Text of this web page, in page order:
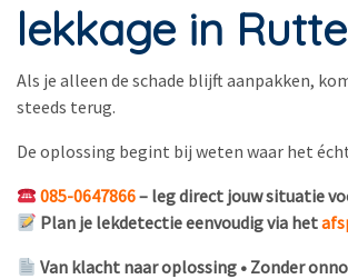
lekkage in
Als je alleen de schade blijft aanpakken,
steeds terug.
De oplossing begint bij weten waar het
085-0647866– leg direct jouw situatie
Plan je lekdetectie eenvoudig via het
Van klacht naar oplossing • Zonder